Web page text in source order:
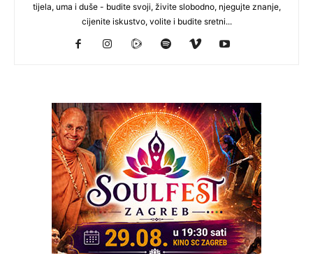
tijela, uma i duše - budite svoji, živite slobodno, njegujte znanje,
cijenite iskustvo, volite i budite sretni...